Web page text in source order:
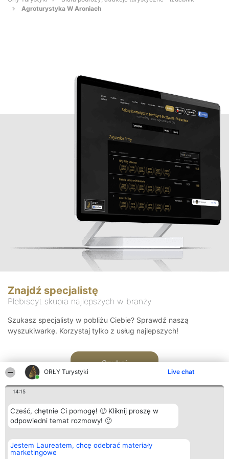
ORŁY Turystyki Live chat
14:15
Cześć, chętnie Ci pomogę! 🙂 Kliknij proszę w
odpowiedni temat rozmowy! 🙂
Jestem Laureatem, chcę odebrać materiały
marketingowe
Agroturystyka W Aroniach
Znajdź specjalistę
Plebiscyt skupia najlepszych w branży
Szukasz specjalisty w pobliżu Ciebie? Sprawdź naszą
wyszukiwarkę. Korzystaj tylko z usług najlepszych!
Szukaj
Organizator plebiscytu
Bright Side Solutions sp. z o.
o. sp. k.
Plebiscyt
Laureaci
Kontakt
Kontakt